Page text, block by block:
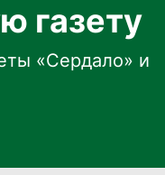
газету
«Сердало» и